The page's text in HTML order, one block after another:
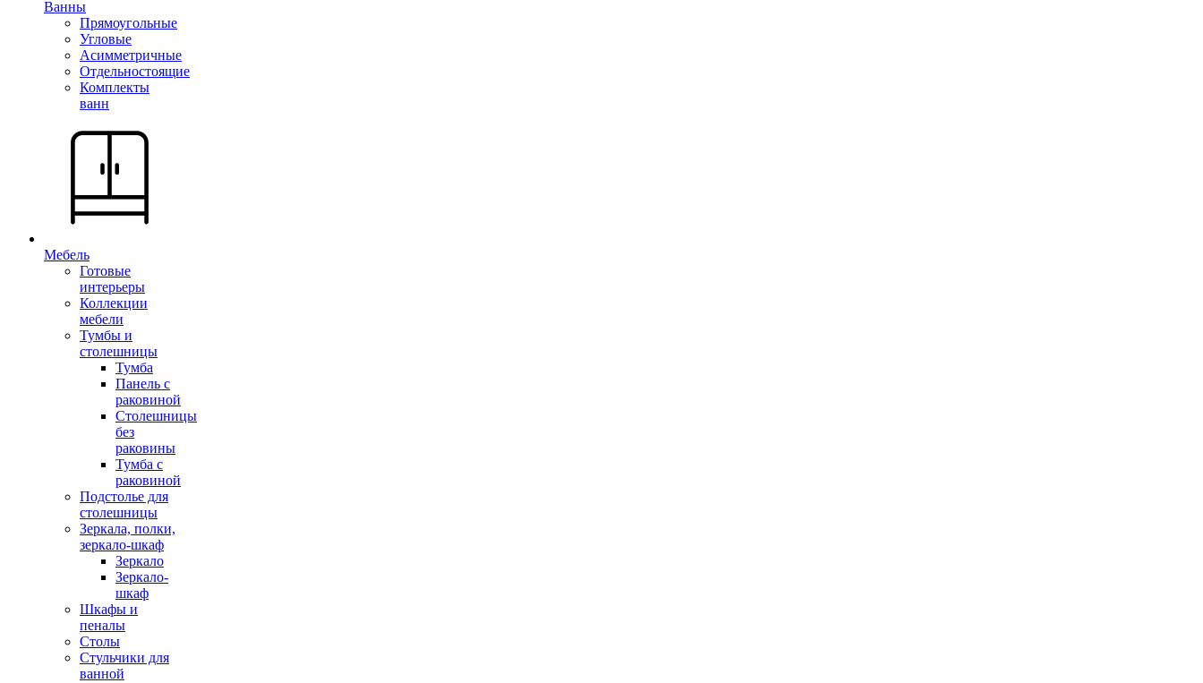
Ванны
Прямоугольные
Угловые
Асимметричные
Отдельностоящие
Комплекты
ванн
Мебель
Готовые
интерьеры
Коллекции
мебели
Тумбы и
столешницы
Тумба
Панель с
раковиной
Столешницы
без
раковины
Тумба с
раковиной
Подстолье для
столешницы
Зеркала, полки,
зеркало-шкаф
Зеркало
Зеркало-
шкаф
Шкафы и
пеналы
Столы
Стульчики для
ванной